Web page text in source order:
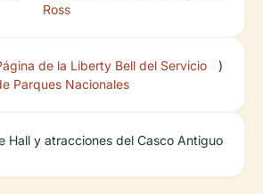
Ross
de la Liberty Bell del Servicio
Parques Nacionales
)
Hall y atracciones del Casco Antiguo